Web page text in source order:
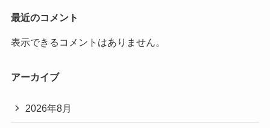
最近のコメント
表示できるコメントはありません。
アーカイブ
2026年8月